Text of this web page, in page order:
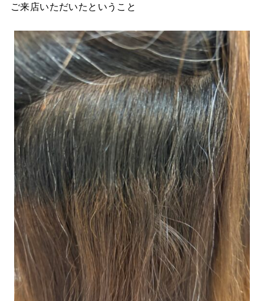
ご来店いただいたということ